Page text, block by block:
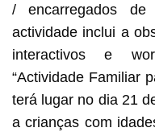
/ encarregados
actividade inclui a
interactivos e
“Actividade Familiar
terá lugar no dia 21
a crianças com